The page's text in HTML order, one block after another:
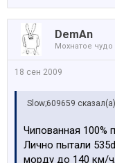
DemAn
Мохнатое чудо
18 сен 2009
Slow;609659
Чипованная 100%
Лично пытали
морду до 140 км/